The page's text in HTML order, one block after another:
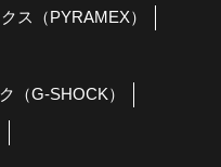
ス（PYRAMEX）
（G-SHOCK）